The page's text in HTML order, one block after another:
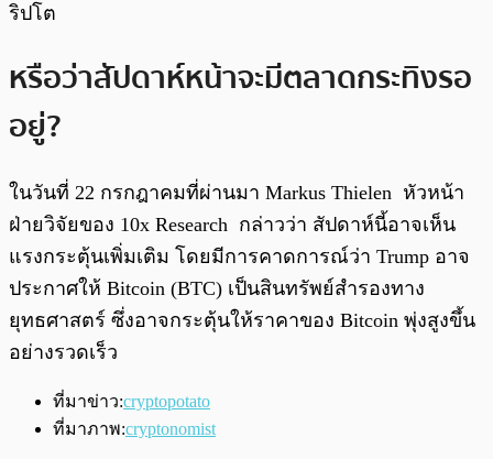
ริปโต
หรือว่าสัปดาห์หน้าจะมีตลาดกระทิงรอ
อยู่?
ในวันที่ 22 กรกฎาคมที่ผ่านมา Markus Thielen หัวหน้า
ฝ่ายวิจัยของ 10x Research กล่าวว่า สัปดาห์นี้อาจเห็น
แรงกระตุ้นเพิ่มเติม โดยมีการคาดการณ์ว่า Trump อาจ
ประกาศให้ Bitcoin (BTC) เป็นสินทรัพย์สำรองทาง
ยุทธศาสตร์ ซึ่งอาจกระตุ้นให้ราคาของ Bitcoin พุ่งสูงขึ้น
อย่างรวดเร็ว
ที่มาข่าว:cryptopotato
ที่มาภาพ:cryptonomist